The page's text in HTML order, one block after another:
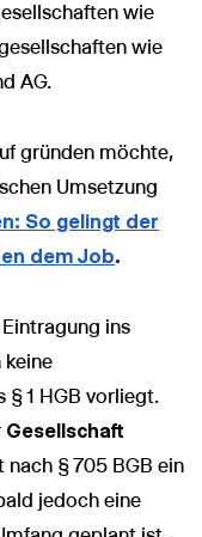
wie
wie
AG.
gründen möchte,
Umsetzung
So gelingt der
dem Job.
ins
keine
§ 1 HGB vorliegt.
Gesellschaft
nach § 705 BGB ein
jedoch eine